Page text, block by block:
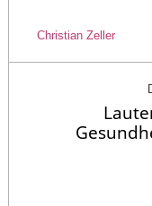
Christian Zeller